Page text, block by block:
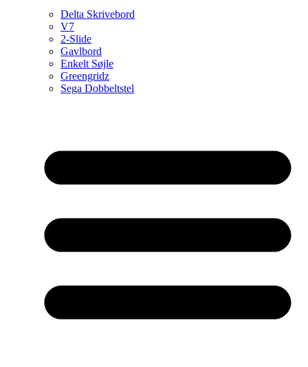
Delta Skrivebord
V7
2-Slide
Gavlbord
Enkelt Søjle
Greengridz
Sega Dobbeltstel